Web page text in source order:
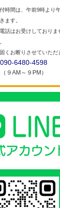
時間は、午前9時より
ます。
話はお受けしておりま
くお断りさせていただ
090-6480-4598
（９AM～９PM）